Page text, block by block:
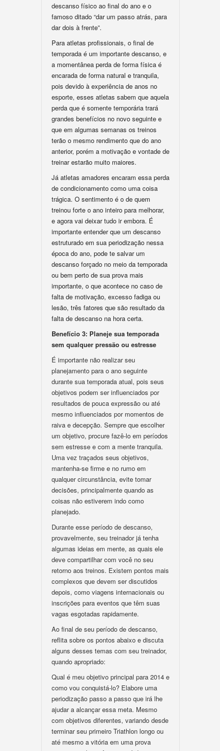
descanso físico ao final do ano e o
famoso ditado “dar um passo atrás, para
dar dois à frente”.
Para atletas profissionais, o final de
temporada é um importante descanso, e
a momentânea perda de forma física é
encarada de forma natural e tranquila,
pois devido à experiência de anos no
esporte, esses atletas sabem que aquela
perda que é somente temporária trará
grandes benefícios no novo seguinte e
que em algumas semanas os treinos
terão o mesmo rendimento que do ano
anterior, porém a motivação e vontade de
treinar estarão muito maiores.
Já atletas amadores encaram essa perda
de condicionamento como uma coisa
trágica. O sentimento é o de quem
treinou forte o ano inteiro para melhorar,
e agora vai deixar tudo ir embora. É
importante entender que um descanso
estruturado em sua periodização nessa
época do ano, pode te salvar um
descanso forçado no meio da temporada
ou bem perto de sua prova mais
importante, o que acontece no caso de
falta de motivação, excesso fadiga ou
lesão, três fatores que são resultado da
falta de descanso na hora certa.
Benefício 3: Planeje sua temporada
sem qualquer pressão ou estresse
É importante não realizar seu
planejamento para o ano seguinte
durante sua temporada atual, pois seus
objetivos podem ser influenciados por
resultados de pouca expressão ou até
mesmo influenciados por momentos de
raiva e decepção. Sempre que escolher
um objetivo, procure fazê-lo em períodos
sem estresse e com a mente tranquila.
Uma vez traçados seus objetivos,
mantenha-se firme e no rumo em
qualquer circunstância, evite tomar
decisões, principalmente quando as
coisas não estiverem indo como
planejado.
Durante esse período de descanso,
provavelmente, seu treinador já tenha
algumas ideias em mente, as quais ele
deve compartilhar com você no seu
retorno aos treinos. Existem pontos mais
complexos que devem ser discutidos
depois, como viagens internacionais ou
inscrições para eventos que têm suas
vagas esgotadas rapidamente.
Ao final de seu período de descanso,
reflita sobre os pontos abaixo e discuta
alguns desses temas com seu treinador,
quando apropriado:
Qual é meu objetivo principal para 2014 e
como vou conquistá-lo? Elabore uma
periodização passo a passo que irá lhe
ajudar a alcançar essa meta. Mesmo
com objetivos diferentes, variando desde
terminar seu primeiro Triathlon longo ou
até mesmo a vitória em uma prova